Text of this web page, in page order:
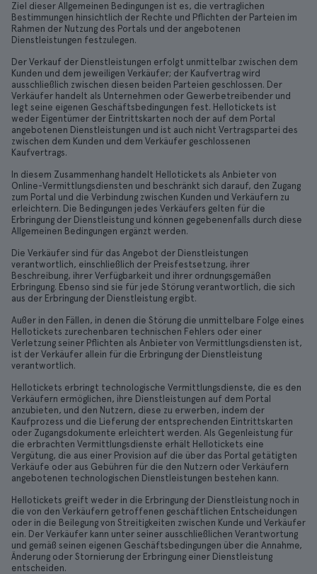
Ziel dieser Allgemeinen Bedingungen ist es, die vertraglichen
Bestimmungen hinsichtlich der Rechte und Pflichten der Parteien im
Rahmen der Nutzung des Portals und der angebotenen
Dienstleistungen festzulegen.
Der Verkauf der Dienstleistungen erfolgt unmittelbar zwischen dem
Kunden und dem jeweiligen Verkäufer; der Kaufvertrag wird
ausschließlich zwischen diesen beiden Parteien geschlossen. Der
Verkäufer handelt als Unternehmen oder Gewerbetreibender und
legt seine eigenen Geschäftsbedingungen fest. Hellotickets ist
weder Eigentümer der Eintrittskarten noch der auf dem Portal
angebotenen Dienstleistungen und ist auch nicht Vertragspartei des
zwischen dem Kunden und dem Verkäufer geschlossenen
Kaufvertrags.
In diesem Zusammenhang handelt Hellotickets als Anbieter von
Online-Vermittlungsdiensten und beschränkt sich darauf, den Zugang
zum Portal und die Verbindung zwischen Kunden und Verkäufern zu
erleichtern. Die Bedingungen jedes Verkäufers gelten für die
Erbringung der Dienstleistung und können gegebenenfalls durch diese
Allgemeinen Bedingungen ergänzt werden.
Die Verkäufer sind für das Angebot der Dienstleistungen
verantwortlich, einschließlich der Preisfestsetzung, ihrer
Beschreibung, ihrer Verfügbarkeit und ihrer ordnungsgemäßen
Erbringung. Ebenso sind sie für jede Störung verantwortlich, die sich
aus der Erbringung der Dienstleistung ergibt.
Außer in den Fällen, in denen die Störung die unmittelbare Folge eines
Hellotickets zurechenbaren technischen Fehlers oder einer
Verletzung seiner Pflichten als Anbieter von Vermittlungsdiensten ist,
ist der Verkäufer allein für die Erbringung der Dienstleistung
verantwortlich.
Hellotickets erbringt technologische Vermittlungsdienste, die es den
Verkäufern ermöglichen, ihre Dienstleistungen auf dem Portal
anzubieten, und den Nutzern, diese zu erwerben, indem der
Kaufprozess und die Lieferung der entsprechenden Eintrittskarten
oder Zugangsdokumente erleichtert werden. Als Gegenleistung für
die erbrachten Vermittlungsdienste erhält Hellotickets eine
Vergütung, die aus einer Provision auf die über das Portal getätigten
Verkäufe oder aus Gebühren für die den Nutzern oder Verkäufern
angebotenen technologischen Dienstleistungen bestehen kann.
Hellotickets greift weder in die Erbringung der Dienstleistung noch in
die von den Verkäufern getroffenen geschäftlichen Entscheidungen
oder in die Beilegung von Streitigkeiten zwischen Kunde und Verkäufer
ein. Der Verkäufer kann unter seiner ausschließlichen Verantwortung
und gemäß seinen eigenen Geschäftsbedingungen über die Annahme,
Änderung oder Stornierung der Erbringung einer Dienstleistung
entscheiden.